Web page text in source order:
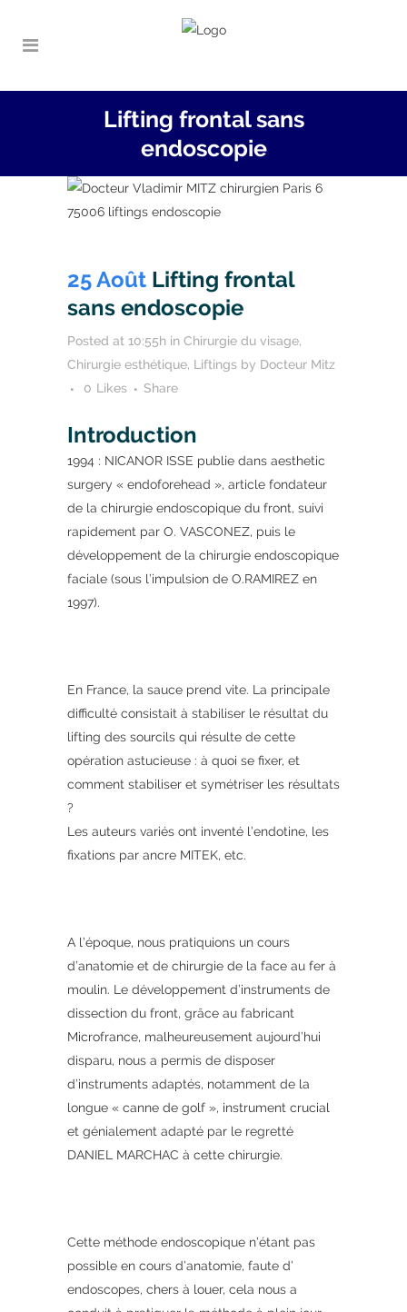
Lifting frontal sans
endoscopie
25 Août Lifting frontal
sans endoscopie
Posted at 10:55h in Chirurgie du visage,
Chirurgie esthétique, Liftings by Docteur Mitz
0 Likes Share
Introduction
1994 : NICANOR ISSE publie dans aesthetic
surgery « endoforehead », article fondateur
de la chirurgie endoscopique du front, suivi
rapidement par O. VASCONEZ, puis le
développement de la chirurgie endoscopique
faciale (sous l’impulsion de O.RAMIREZ en
1997).
En France, la sauce prend vite. La principale
difficulté consistait à stabiliser le résultat du
lifting des sourcils qui résulte de cette
opération astucieuse : à quoi se fixer, et
comment stabiliser et symétriser les résultats
?
Les auteurs variés ont inventé l’endotine, les
fixations par ancre MITEK, etc.
A l’époque, nous pratiquions un cours
d’anatomie et de chirurgie de la face au fer à
moulin. Le développement d’instruments de
dissection du front, grâce au fabricant
Microfrance, malheureusement aujourd’hui
disparu, nous a permis de disposer
d’instruments adaptés, notamment de la
longue « canne de golf », instrument crucial
et génialement adapté par le regretté
DANIEL MARCHAC à cette chirurgie.
Cette méthode endoscopique n’étant pas
possible en cours d’anatomie, faute d’
endoscopes, chers à louer, cela nous a